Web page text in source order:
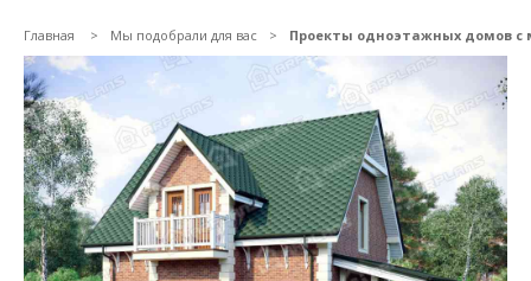
Главная Мы подобрали для вас Проекты одноэтажных домов с
Прикрепить файл
Согласен на обработку персональных данных
This site is protected by reCAPTCHA and the GooglePrivacy Policy andTerms of Service